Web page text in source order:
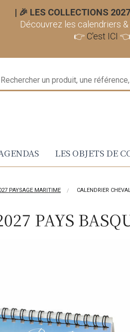
| 🎉 LES COLLECTIONS
Découvrez les calendriers
👉 C'est ICI 👈
LES OBJETS DE
PAYSAGE MARITIME CALENDRIER
PAYS